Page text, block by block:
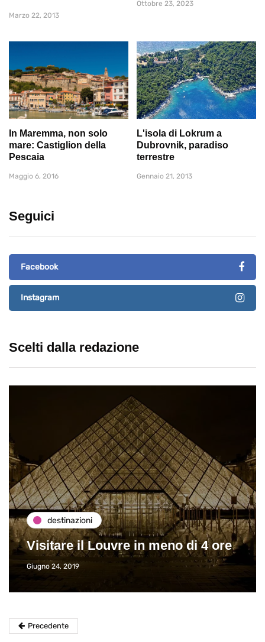
Marzo 22, 2013
Ottobre 23, 2023
In Maremma, non solo
mare: Castiglion della
Pescaia
Maggio 6, 2016
L'isola di Lokrum a
Dubrovnik, paradiso
terrestre
Gennaio 21, 2013
Seguici
Facebook
Instagram
Scelti dalla redazione
Louvre in meno di 4 ore
destinazioni
Paros e la
Viaggio
Giugno 26, 2013
Precedente